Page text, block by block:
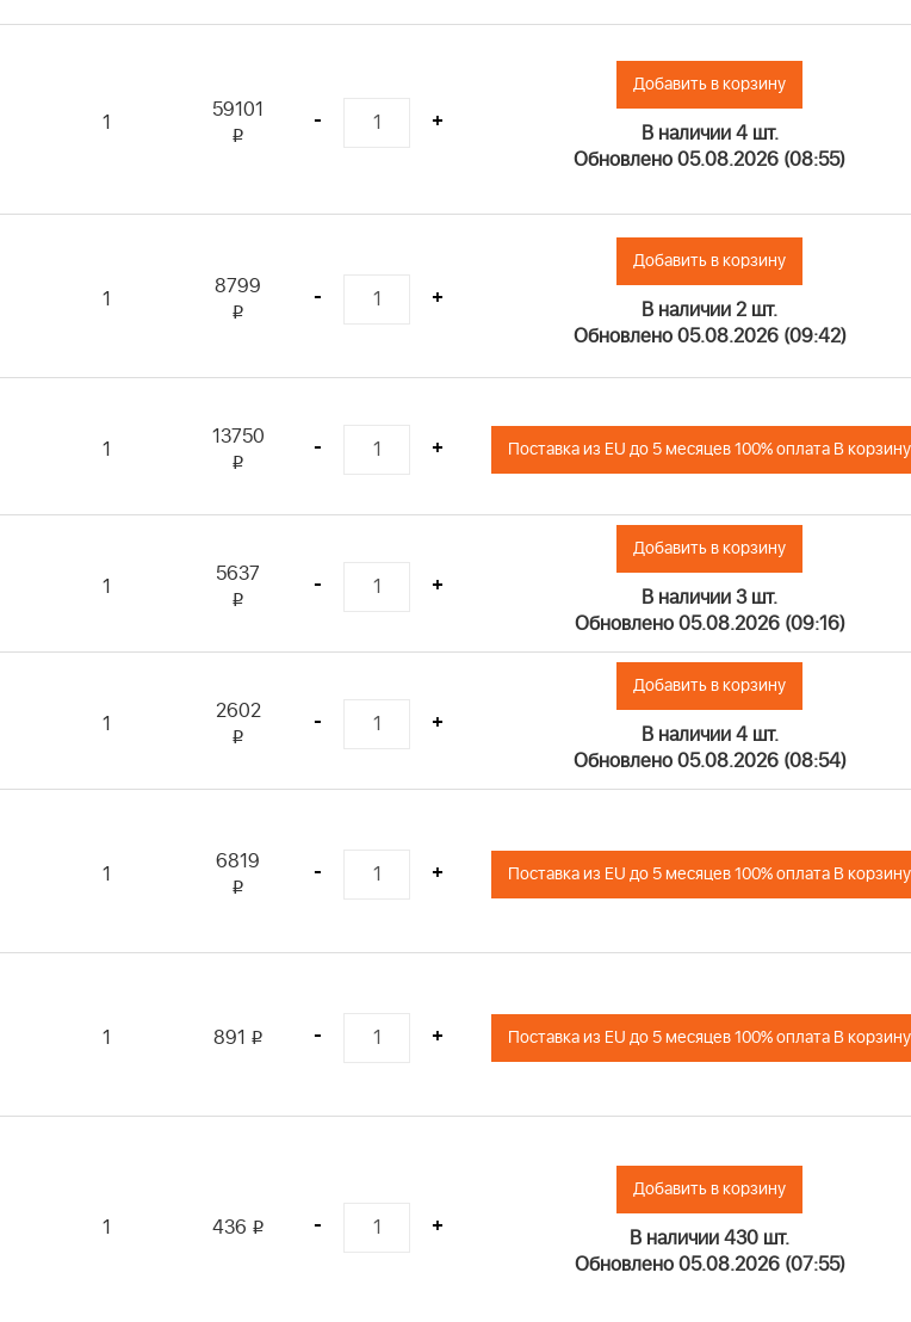
1 59101
i
- +
Добавить в корзину
В наличии 4 шт.
Обновлено 05.08.2026 (08:55)
1 8799
i
- +
Добавить в корзину
В наличии 2 шт.
Обновлено 05.08.2026 (09:42)
1 13750
i
- + Поставка из EU до 5 месяцев 100% оплата В корзину
1 5637
i
- +
Добавить в корзину
В наличии 3 шт.
Обновлено 05.08.2026 (09:16)
1 2602
i
- +
Добавить в корзину
В наличии 4 шт.
Обновлено 05.08.2026 (08:54)
1 6819
i
- + Поставка из EU до 5 месяцев 100% оплата В корзину
1 891 i - + Поставка из EU до 5 месяцев 100% оплата В корзину
1 436 i - +
Добавить в корзину
В наличии 430 шт.
Обновлено 05.08.2026 (07:55)